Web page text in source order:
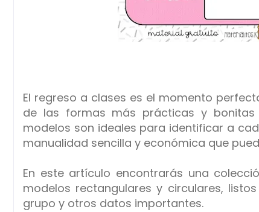
El regreso a clases es el momento
de las formas más prácticas y
modelos son ideales para identificar a
manualidad sencilla y económica que
En este artículo encontrarás una
modelos rectangulares y circulares,
grupo y otros datos importantes.